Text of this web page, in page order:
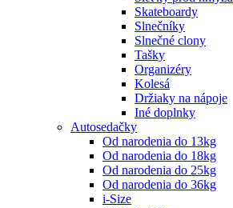
Skateboardy
Slnečníky
Slnečné clony
Tašky
Organizéry
Kolesá
Držiaky na nápoje
Iné doplnky
Autosedačky
Od narodenia do 13kg
Od narodenia do 18kg
Od narodenia do 25kg
Od narodenia do 36kg
i-Size